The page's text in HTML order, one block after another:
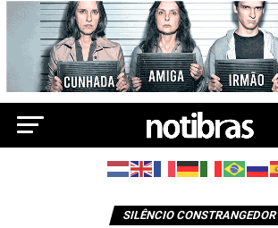
SILÊNCIO CONSTRANGEDOR